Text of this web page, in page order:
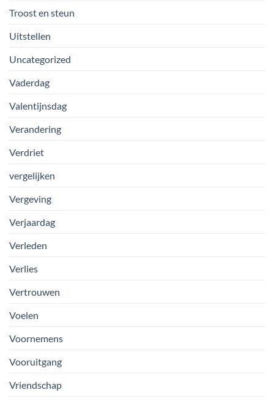
Troost en steun
Uitstellen
Uncategorized
Vaderdag
Valentijnsdag
Verandering
Verdriet
vergelijken
Vergeving
Verjaardag
Verleden
Verlies
Vertrouwen
Voelen
Voornemens
Vooruitgang
Vriendschap